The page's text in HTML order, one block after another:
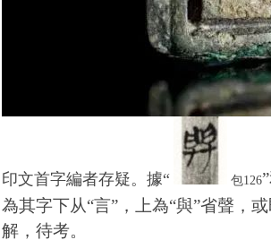
印文首字編者存疑。據“ 包126
為其字下从“言”，上為“與”省聲，或
解，待考。